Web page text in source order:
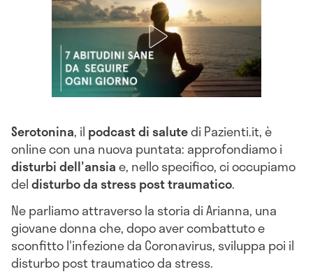
Serotonina, il podcast di salutedi Pazienti.it, è
online con una nuova puntata: approfondiamo i
disturbi dell'ansiae, nello specifico, ci occupiamo
deldisturbo da stress post traumatico.
Ne parliamo attraverso la storia di Arianna, una
giovane donna che, dopo aver combattuto e
sconfitto l'infezione da Coronavirus, sviluppa poi il
disturbo post traumatico da stress.